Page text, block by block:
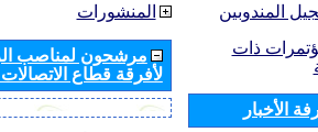
المنشورات
مرشحون لمناصب
لأفرقة قطاع
المندوبين
ذات
الأخبار